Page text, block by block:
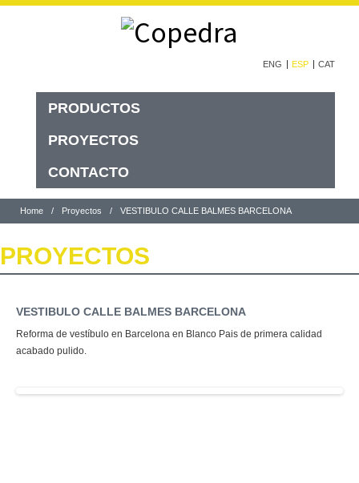
ENG ESP CAT
PRODUCTOS
PROYECTOS
CONTACTO
Home / Proyectos / VESTIBULO CALLE BALMES BARCELONA
PROYECTOS
VESTIBULO CALLE BALMES BARCELONA
Reforma de vestíbulo en Barcelona en Blanco Pais de primera calidad
acabado pulido.